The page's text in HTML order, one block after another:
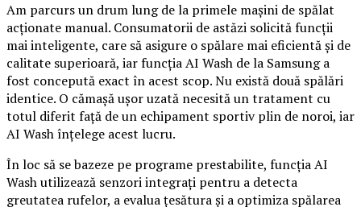
Am parcurs un drum lung de la primele mașini de spălat
acționate manual. Consumatorii de astăzi solicită funcții
mai inteligente, care să asigure o spălare mai eficientă și de
calitate superioară, iar funcția AI Wash de la Samsung a
fost concepută exact în acest scop. Nu există două spălări
identice. O cămașă ușor uzată necesită un tratament cu
totul diferit față de un echipament sportiv plin de noroi, iar
AI Wash înțelege acest lucru.
În loc să se bazeze pe programe prestabilite, funcția AI
Wash utilizează senzori integrați pentru a detecta
greutatea rufelor, a evalua țesătura și a optimiza spălarea